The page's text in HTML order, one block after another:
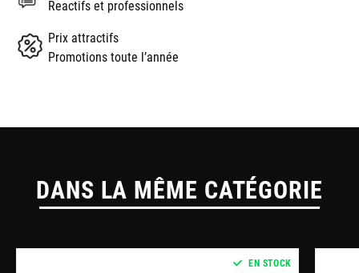
Reactifs et professionnels
Prix attractifs
Promotions toute l’année
DANS LA MÊME CATÉGORIE
EN STOCK